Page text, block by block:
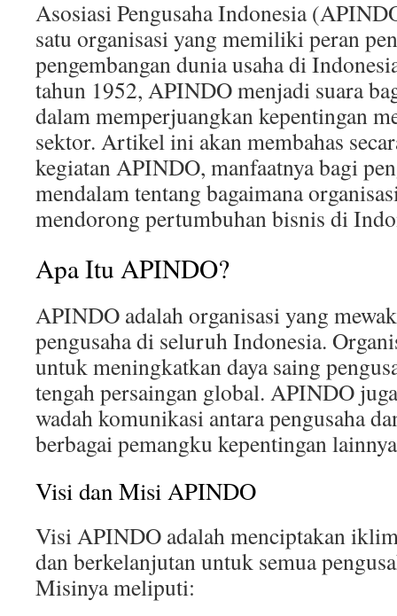
Asosiasi Pengusaha Indonesia
satu organisasi yang memiliki peran
pengembangan dunia usaha di
tahun 1952, APINDO menjadi suara
dalam memperjuangkan kepentingan
sektor. Artikel ini akan membahas
kegiatan APINDO, manfaatnya bagi
mendalam tentang bagaimana
mendorong pertumbuhan bisnis di
Apa Itu APINDO?
APINDO adalah organisasi yang
pengusaha di seluruh Indonesia.
untuk meningkatkan daya saing
tengah persaingan global. APINDO
wadah komunikasi antara pengusaha
berbagai pemangku kepentingan
Visi dan Misi APINDO
Visi APINDO adalah menciptakan
dan berkelanjutan untuk semua
Misinya meliputi: